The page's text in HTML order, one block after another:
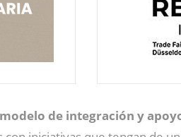
modelo de integración y